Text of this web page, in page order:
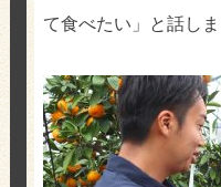
て食べたい」と話しま